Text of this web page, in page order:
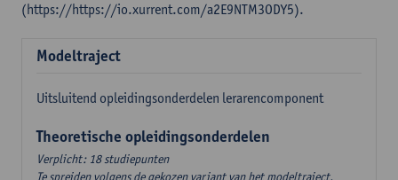
(https://https://io.xurrent.com/a2E9NTM3ODY5).
Modeltraject
Uitsluitend opleidingsonderdelen lerarencomponent
Theoretische opleidingsonderdelen
Verplicht: 18 studiepunten
Te spreiden volgens de gekozen variant van het modeltraject.